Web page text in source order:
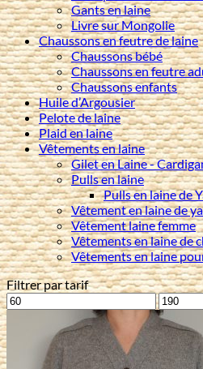
Gants en laine
Livre sur Mongolie
Chaussons en feutre de laine
Chaussons bébé
Chaussons en feutre
Chaussons enfants
Huile d’Argousier
Pelote de laine
Plaid en laine
Vêtements en laine
Gilet en Laine -
Pulls en laine
Pulls en laine de
Vêtement en laine de
Vêtement laine femme
Vêtements en laine de
Vêtements en laine
Filtrer par tarif
Prix
min
Prix
max